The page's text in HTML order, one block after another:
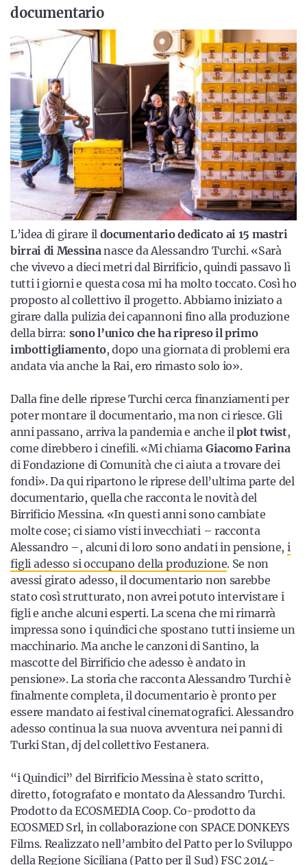
documentario
L’idea di girare il documentario dedicato ai 15 mastri
birrai di Messinanasce da Alessandro Turchi. «Sarà
che vivevo a dieci metri dal Birrificio, quindi passavo lì
tutti i giorni e questa cosa mi ha molto toccato. Così ho
proposto al collettivo il progetto. Abbiamo iniziato a
girare dalla pulizia dei capannoni fino alla produzione
della birra: sono l’unico che ha ripreso il primo
imbottigliamento, dopo una giornata di problemi era
andata via anche la Rai, ero rimasto solo io».
Dalla fine delle riprese Turchi cerca finanziamenti per
poter montare il documentario, ma non ci riesce. Gli
anni passano, arriva la pandemia e anche ilplot twist,
come direbbero i cinefili. «Mi chiama Giacomo Farina
di Fondazione di Comunità che ci aiuta a trovare dei
fondi». Da qui ripartono le riprese dell’ultima parte del
documentario, quella che racconta le novità del
Birrificio Messina. «In questi anni sono cambiate
molte cose; ci siamo visti invecchiati – racconta
Alessandro –, alcuni di loro sono andati in pensione, i
figli adesso si occupano della produzione. Se non
avessi girato adesso, il documentario non sarebbe
stato così strutturato, non avrei potuto intervistare i
figli e anche alcuni esperti.La scena che mi rimarrà
impressa sono i quindici che spostano tutti insieme un
macchinario. Ma anche le canzoni di Santino, la
mascotte del Birrificio che adesso è andato in
pensione». La storia che racconta Alessandro Turchi è
finalmente completa, ildocumentario è pronto per
essere mandato ai festival cinematografici.Alessandro
adesso continua la sua nuova avventura nei panni di
Turki Stan, dj del collettivo Festanera.
“i Quindici” del Birrificio Messina è stato scritto,
diretto, fotografato e montato da Alessandro Turchi.
Prodotto da ECOSMEDIA Coop. Co-prodotto da
ECOSMED Srl, in collaborazione con SPACE DONKEYS
Films. Realizzato nell’ambito del Patto per lo Sviluppo
della Regione Siciliana (Patto per il Sud) FSC 2014-